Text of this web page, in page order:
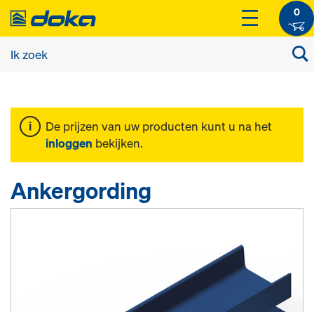
0
De prijzen van uw producten kunt u na het
inloggen bekijken.
Ankergording